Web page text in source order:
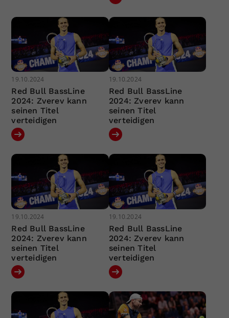
19.10.2024
Red Bull BassLine
2024: Zverev kann
seinen Titel
verteidigen
19.10.2024
Red Bull BassLine
2024: Zverev kann
seinen Titel
verteidigen
19.10.2024
Red Bull BassLine
2024: Zverev kann
seinen Titel
verteidigen
19.10.2024
Red Bull BassLine
2024: Zverev kann
seinen Titel
verteidigen